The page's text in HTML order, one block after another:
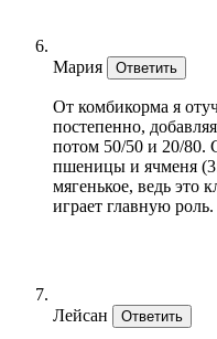
Мария Ответить
От комбикорма я
постепенно,
потом 50/50 и 20/80.
пшеницы и ячменя
мягенькое, ведь это
играет главную роль.
Лейсан Ответить